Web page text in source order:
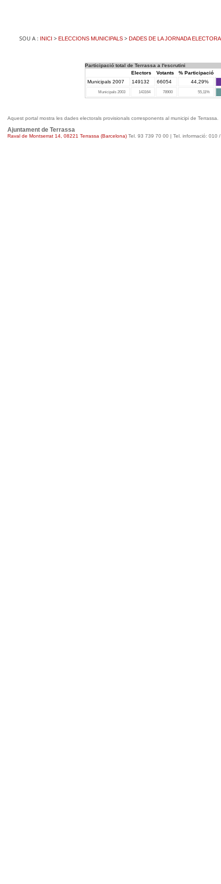
SOU A : INICI >ELECCIONS MUNICIPALS>DADES DE LA JORNADA
Participació total de Terrassa a l'escrutini
Electors
Votants
% Participació
Municipals 2007
149132 66054 44,29%
Municipals 2003 143164 78900 55,11%
Aquest portal mostra les dades electorals provisionals corresponents al municipi de Terrassa.
Ajuntament de Terrassa
Raval de Montserrat 14, 08221 Terrassa (Barcelona)Tel. 93 739 70 00 | Tel. informació: 010